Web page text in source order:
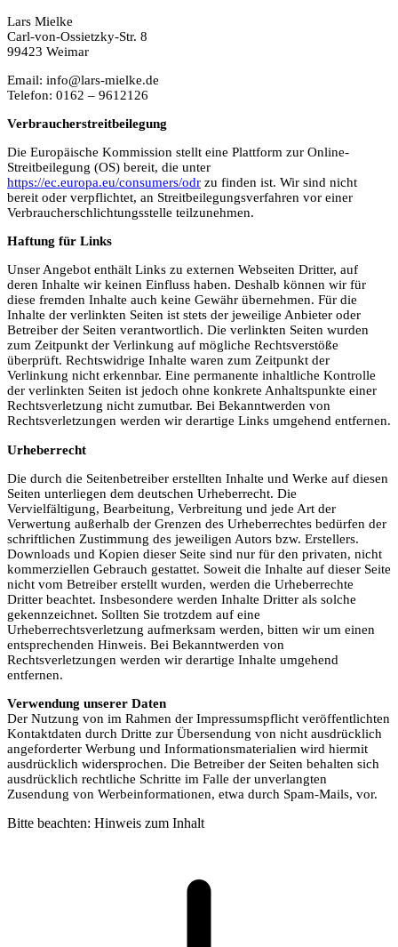
Lars Mielke
Carl-von-Ossietzky-Str. 8
99423 Weimar
Email: info@lars-mielke.de
Telefon: 0162 – 9612126
Verbraucherstreitbeilegung
Die Europäische Kommission stellt eine Plattform zur Online-
Streitbeilegung (OS) bereit, die unter
https://ec.europa.eu/consumers/odr zu finden ist. Wir sind nicht
bereit oder verpflichtet, an Streitbeilegungsverfahren vor einer
Verbraucherschlichtungsstelle teilzunehmen.
Haftung für Links
Unser Angebot enthält Links zu externen Webseiten Dritter, auf
deren Inhalte wir keinen Einfluss haben. Deshalb können wir für
diese fremden Inhalte auch keine Gewähr übernehmen. Für die
Inhalte der verlinkten Seiten ist stets der jeweilige Anbieter oder
Betreiber der Seiten verantwortlich. Die verlinkten Seiten wurden
zum Zeitpunkt der Verlinkung auf mögliche Rechtsverstöße
überprüft. Rechtswidrige Inhalte waren zum Zeitpunkt der
Verlinkung nicht erkennbar. Eine permanente inhaltliche Kontrolle
der verlinkten Seiten ist jedoch ohne konkrete Anhaltspunkte einer
Rechtsverletzung nicht zumutbar. Bei Bekanntwerden von
Rechtsverletzungen werden wir derartige Links umgehend entfernen.
Urheberrecht
Die durch die Seitenbetreiber erstellten Inhalte und Werke auf diesen
Seiten unterliegen dem deutschen Urheberrecht. Die
Vervielfältigung, Bearbeitung, Verbreitung und jede Art der
Verwertung außerhalb der Grenzen des Urheberrechtes bedürfen der
schriftlichen Zustimmung des jeweiligen Autors bzw. Erstellers.
Downloads und Kopien dieser Seite sind nur für den privaten, nicht
kommerziellen Gebrauch gestattet. Soweit die Inhalte auf dieser Seite
nicht vom Betreiber erstellt wurden, werden die Urheberrechte
Dritter beachtet. Insbesondere werden Inhalte Dritter als solche
gekennzeichnet. Sollten Sie trotzdem auf eine
Urheberrechtsverletzung aufmerksam werden, bitten wir um einen
entsprechenden Hinweis. Bei Bekanntwerden von
Rechtsverletzungen werden wir derartige Inhalte umgehend
entfernen.
Verwendung unserer Daten
Der Nutzung von im Rahmen der Impressumspflicht veröffentlichten
Kontaktdaten durch Dritte zur Übersendung von nicht ausdrücklich
angeforderter Werbung und Informationsmaterialien wird hiermit
ausdrücklich widersprochen. Die Betreiber der Seiten behalten sich
ausdrücklich rechtliche Schritte im Falle der unverlangten
Zusendung von Werbeinformationen, etwa durch Spam-Mails, vor.
Bitte beachten: Hinweis zum Inhalt